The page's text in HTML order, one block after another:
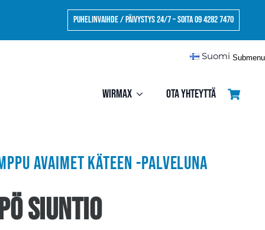
Puhelinvaihde / Päivystys 24/7 – Soita 09 4282 7470
Suomi
Wirmax Ota yhteyttä
avaimet käteen -palveluna
Siuntio